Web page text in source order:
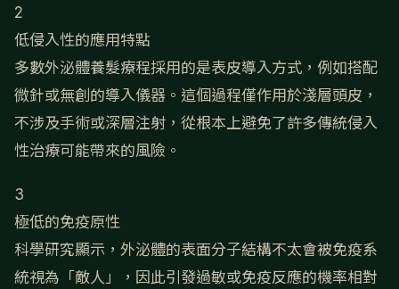
2
低侵入性的應用特點
多數外泌體養髮療程採用的是表皮導入方式，例如搭配
微針或無創的導入儀器。這個過程僅作用於淺層頭皮，
不涉及手術或深層注射，從根本上避免了許多傳統侵入
性治療可能帶來的風險。
3
極低的免疫原性
科學研究顯示，外泌體的表面分子結構不太會被免疫系
統視為「敵人」，因此引發過敏或免疫反應的機率相對